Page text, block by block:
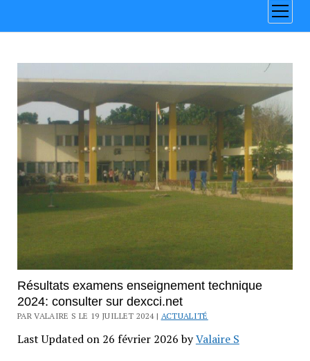
ouvrir
menu
Résultats examens enseignement technique
2024: consulter sur dexcci.net
PAR VALAIRE S LE 19 JUILLET 2024 | ACTUALITÉ
Last Updated on 26 février 2026 byValaire S